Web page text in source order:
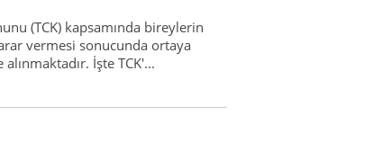
(TCK) kapsamında bireylerin
vermesi sonucunda ortaya
İşte TCK'...